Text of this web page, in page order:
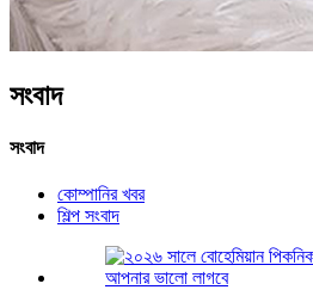
সংবাদ
সংবাদ
কোম্পানির খবর
শিল্প সংবাদ